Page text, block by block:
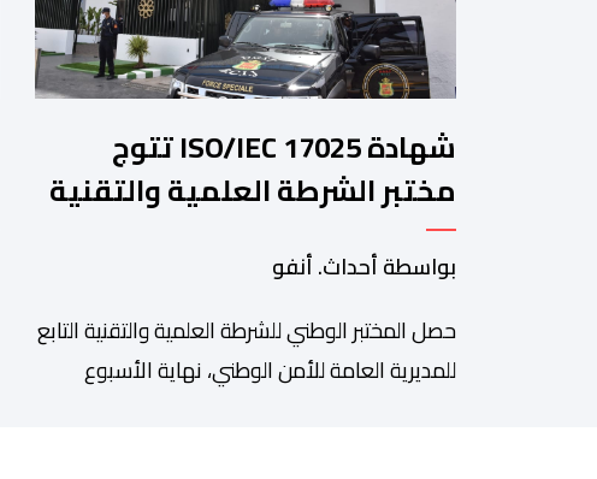
شهادة ISO/IEC 17025 تتوج
مختبر الشرطة العلمية والتقنية
للأمن الوطني في مختلف الخبرات
الجنائية
بواسطة أحداث. أنفو
حصل المختبر الوطني للشرطة العلمية والتقنية التابع
للمديرية العامة للأمن الوطني، نهاية الأسبوع